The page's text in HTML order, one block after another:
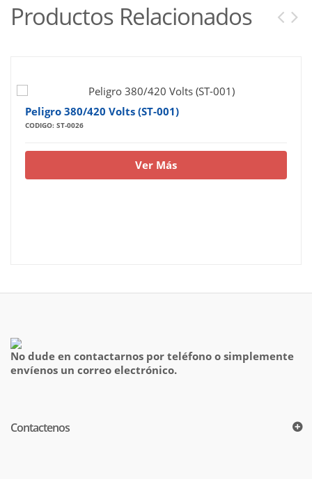
Productos Relacionados
Peligro 380/420 Volts (ST-001)
CODIGO: ST-0026
Ver Más
No dude en contactarnos por teléfono o simplemente
envíenos un correo electrónico.
Contactenos